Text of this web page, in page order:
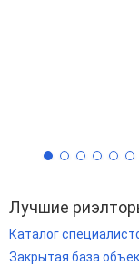
Лучшие
Каталог
Закрытая база